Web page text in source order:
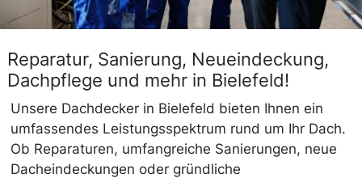
Reparatur, Sanierung, Neueindeckung,
Dachpflege und mehr in Bielefeld!
Unsere Dachdecker in Bielefeld bieten Ihnen ein
umfassendes Leistungsspektrum rund um Ihr Dach.
Ob Reparaturen, umfangreiche Sanierungen, neue
Dacheindeckungen oder gründliche